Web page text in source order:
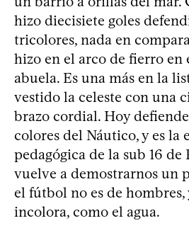
hizo diecisiete goles
tricolores, nada en
hizo en el arco de fierro en
abuela. Es una más en la
vestido la celeste con una
brazo cordial. Hoy
colores del Náutico, y es la
pedagógica de la sub 16 de
vuelve a demostrarnos un
el fútbol no es de hombres,
incolora, como el agua.